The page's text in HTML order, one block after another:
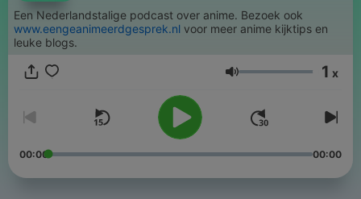
Een Nederlandstalige podcast over anime. Bezoek ook
www.eengeanimeerdgesprek.nl voor meer anime kijktips en
leuke blogs.
Volume 1 x
00:00 00:00